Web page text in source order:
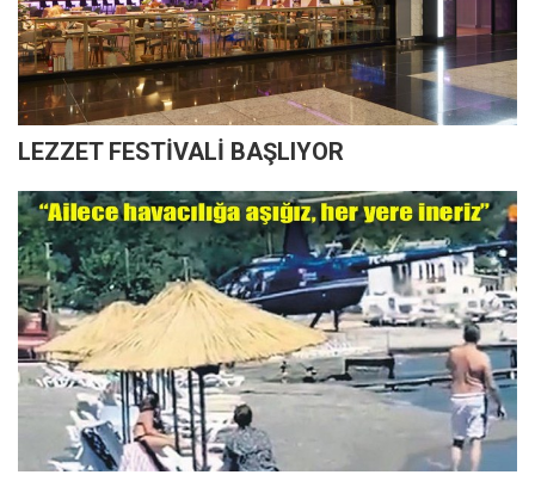
LEZZET FESTİVALİ BAŞLIYOR